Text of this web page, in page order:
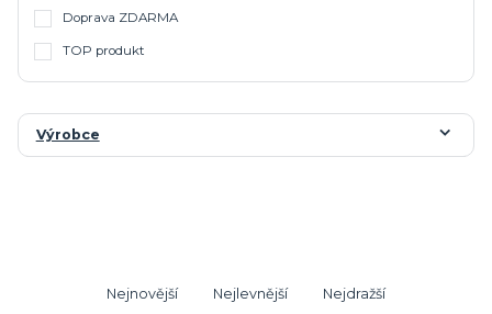
Doprava ZDARMA
TOP produkt
Výrobce
Nejnovější Nejlevnější Nejdražší